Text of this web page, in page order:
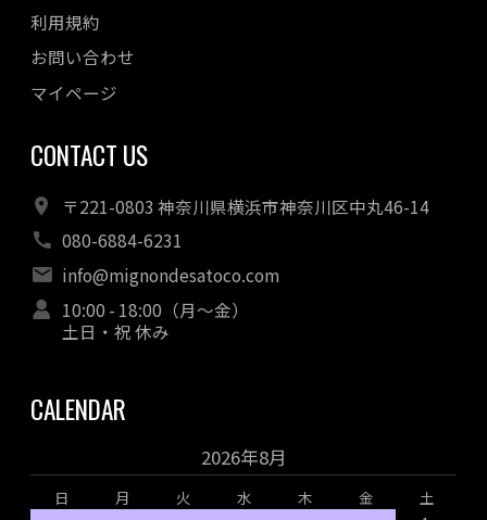
2022年04月
利用規約
お問い合わせ
マイページ
CONTACT US
〒221-0803 神奈川県横浜市神奈川区中丸46-14
080-6884-6231
info@mignondesatoco.com
10:00 - 18:00（月～金）
土日・祝 休み
CALENDAR
2026年8月
日 月 火 水 木 金
土